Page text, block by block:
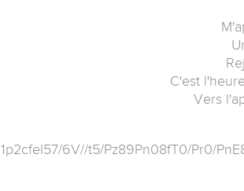
C'est
Vers
1p2cfeI57/6V//t5/Pz89Pn08fT0/Pr0/